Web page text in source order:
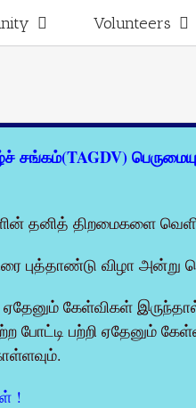
Volunteers
சங்கம்(TAGDV)
தனித் திறமைகளை
புத்தாண்டு விழா
ஏதேனும் கேள்விகள்
போட்டி பற்றி ஏதேனும்
!